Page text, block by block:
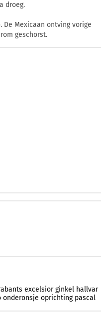
droeg.
De Mexicaan ontving vorige
geschorst.
excelsior ginkel hallvar
onderonsje oprichting pascal